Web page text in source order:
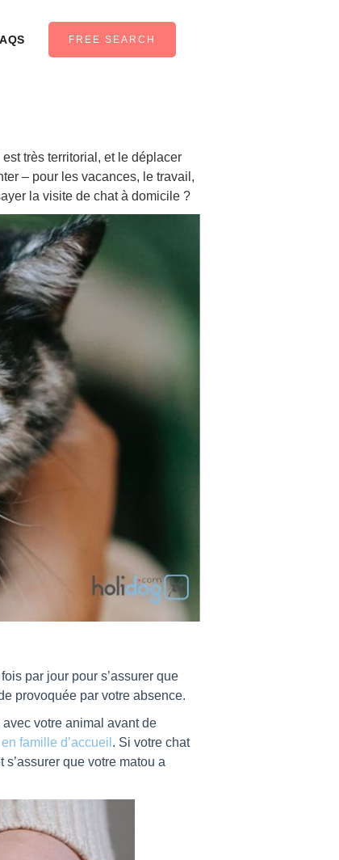
FREE SEARCH
très territorial, et le déplacer
– pour les vacances, le travail,
la visite de chat à domicile ?
par jour pour s’assurer que
provoquée par votre absence.
votre animal avant de
famille d’accueil . Si votre chat
que votre matou a